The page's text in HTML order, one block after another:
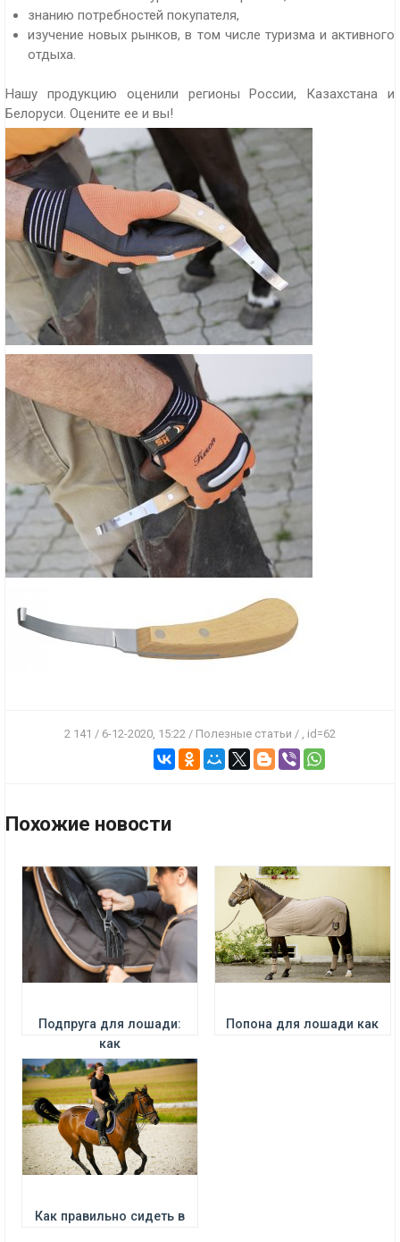
знанию потребностей покупателя,
изучение новых рынков, в том числе туризма и активного
отдыха.
Нашу продукцию оценили регионы России, Казахстана и
Белоруси. Оцените ее и вы!
2 141 / 6-12-2020, 15:22 / Полезные статьи / , id=62
Похожие новости
Подпруга для лошади:
как
ПОДРОБНЕЕ
Попона для лошади как
ПОДРОБНЕЕ
Как правильно сидеть в